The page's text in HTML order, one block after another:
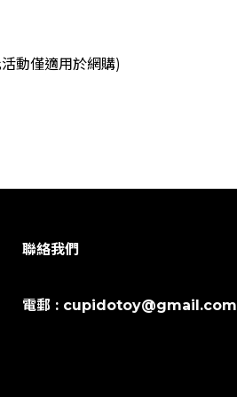
動僅適用於網購)
聯絡我們
電郵 : cupidotoy@gmail.com